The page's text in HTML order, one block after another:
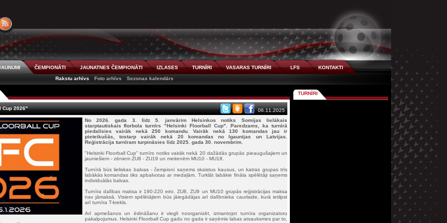
ČEMPIONĀTI JAUNATNES ČEMPIONĀTI IZLASES TURNĪRI VASARAS TURNĪRI LFS
KONTAKTI
Rakstu arhīvs
Foto arhīvs Sezonas kalendārs
Cup 2026"
06.11.2025
No 2026. gada 3. līdz 5. janvārim Helsinkos notiks Somijas lielākais
starptautiskais florbola turnīrs "Helsinki Floorball Cup". Paredzams, ka turnīrā
piedalīsies vairāk nekā 250 komandu. Vairāk nekā 130 komandas jau ir
pieteikušās, tostarp vairāk nekā 20 komandas no Igaunijas un Latvijas.
Reģistrācija turnīram turpināsies līdz 2025. gada 30. novembrim.
"Helsinki Floorball Cup" turnīrs notiks vairāk nekā 20 dažādās grupās pieaugušajiem un
jauniešiem - zēniem ZU8 - ZU19 un meitenēm MU10 - MU18.
Turnīrā būs lieliskas balvas - čempioni saņems skaistus kausus, un katras grupas trīs
labākās komandas tiks apbalvotas ar medaļām. Turklāt labākie fināla spēlētāji saņems
individuālās balvas.
Turnīra dalības maksa ir 190-220 eiro. ZU8, ZU9 un MU10 grupās reģistrācijas maksa
nav jāmaksā. Visiem spēlētājiem būs jāiegādājas arī dalībnieka caurlaide, kurā ietilpst
arī turnīra T-krekls.
Arī apmešanos un ēdināšanu ir viegli noorganizēt, izmantojot turnīra organizatoru
pakalpojumus. Helsinki Floorball Cup gadu no gada ir saņēmis labas atsauksmes par to,
TURNĪRI